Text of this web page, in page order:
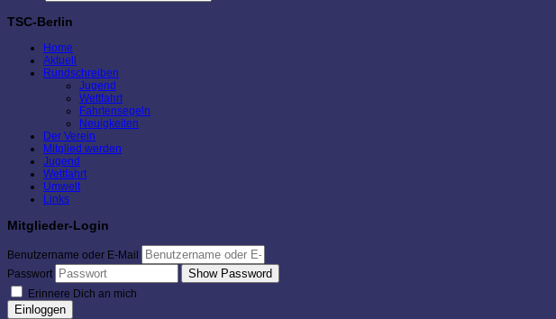
TSC-Berlin
Home
Aktuell
Rundschreiben
Jugend
Wettfahrt
Fahrtensegeln
Neuigkeiten
Der Verein
Mitglied werden
Jugend
Wettfahrt
Umwelt
Links
Mitglieder-Login
Benutzername oder E-Mail
Passwort
Show Password
Erinnere Dich an mich
Einloggen